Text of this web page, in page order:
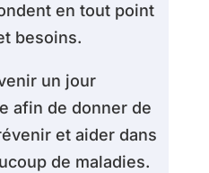
en tout point
besoins.
un jour
afin de donner de
et aider dans
de maladies.